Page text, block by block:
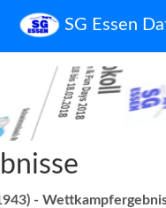
SG Essen
-